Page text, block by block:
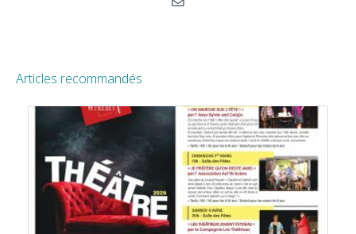
Articles recommandés